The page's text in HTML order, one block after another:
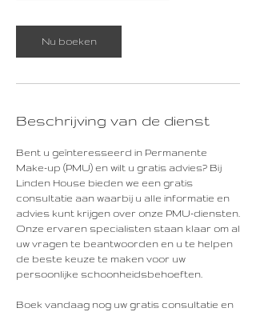
i
n
Nu boeken
Beschrijving van de dienst
Bent u geïnteresseerd in Permanente
Make-up (PMU) en wilt u gratis advies? Bij
Linden House bieden we een gratis
consultatie aan waarbij u alle informatie en
advies kunt krijgen over onze PMU-diensten.
Onze ervaren specialisten staan klaar om al
uw vragen te beantwoorden en u te helpen
de beste keuze te maken voor uw
persoonlijke schoonheidsbehoeften.
Boek vandaag nog uw gratis consultatie en